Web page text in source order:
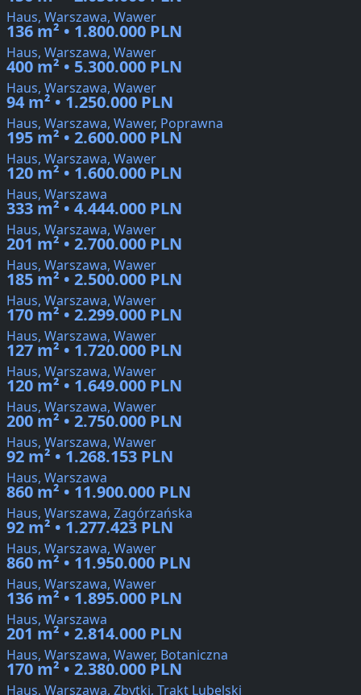
Haus, Warszawa, Wawer
136 m² • 1.800.000 PLN
Haus, Warszawa, Wawer
400 m² • 5.300.000 PLN
Haus, Warszawa, Wawer
94 m² • 1.250.000 PLN
Haus, Warszawa, Wawer, Poprawna
195 m² • 2.600.000 PLN
Haus, Warszawa, Wawer
120 m² • 1.600.000 PLN
Haus, Warszawa
333 m² • 4.444.000 PLN
Haus, Warszawa, Wawer
201 m² • 2.700.000 PLN
Haus, Warszawa, Wawer
185 m² • 2.500.000 PLN
Haus, Warszawa, Wawer
170 m² • 2.299.000 PLN
Haus, Warszawa, Wawer
127 m² • 1.720.000 PLN
Haus, Warszawa, Wawer
120 m² • 1.649.000 PLN
Haus, Warszawa, Wawer
200 m² • 2.750.000 PLN
Haus, Warszawa, Wawer
92 m² • 1.268.153 PLN
Haus, Warszawa
860 m² • 11.900.000 PLN
Haus, Warszawa, Zagórzańska
92 m² • 1.277.423 PLN
Haus, Warszawa, Wawer
860 m² • 11.950.000 PLN
Haus, Warszawa, Wawer
136 m² • 1.895.000 PLN
Haus, Warszawa
201 m² • 2.814.000 PLN
Haus, Warszawa, Wawer, Botaniczna
170 m² • 2.380.000 PLN
Haus, Warszawa, Zbytki, Trakt Lubelski